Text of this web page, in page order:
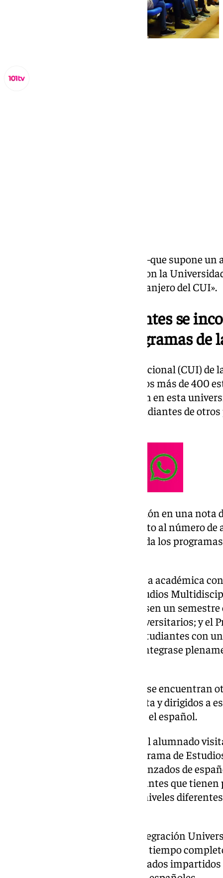
Según la Institución, esta cifra –que supone
número de alumnos que visitaron la
programas para alumnado extranjero del CUI».
Más de 400 estudiantes se
a programas de
El Centro Universitario Internacional (CUI) de
ha dado la bienvenida a los más de 400
semestre de primavera cursarán en esta
que ofrece este centro para estudiantes de
Como ha informado la Institución en una nota
un aumento del 29% con respecto al número
Universidad en 2024–, «consolida los
Así, el CUI cuenta entre su oferta académica
Por un lado, el Programa de Estudios
estudiantes de otros países cursen un
continúan con los estudios universitarios; y el
Universitaria, diseñado para estudiantes con
lengua española y que desean integrase
Además, entre la oferta del CUI se encuentran
española, con una duración corta y dirigidos a
desean aprender o perfeccionar el español.
De este modo, la mayor parte del alumnado
ahora comienza cursará el Programa de
programa que ofrece cursos avanzados de
necesidades de aquellos estudiantes que
impartiendo las clases en seis niveles
Por su parte, el Programa de Integración
semestre con dos estudiantes a tiempo
asignaturas ordinarias de los grados